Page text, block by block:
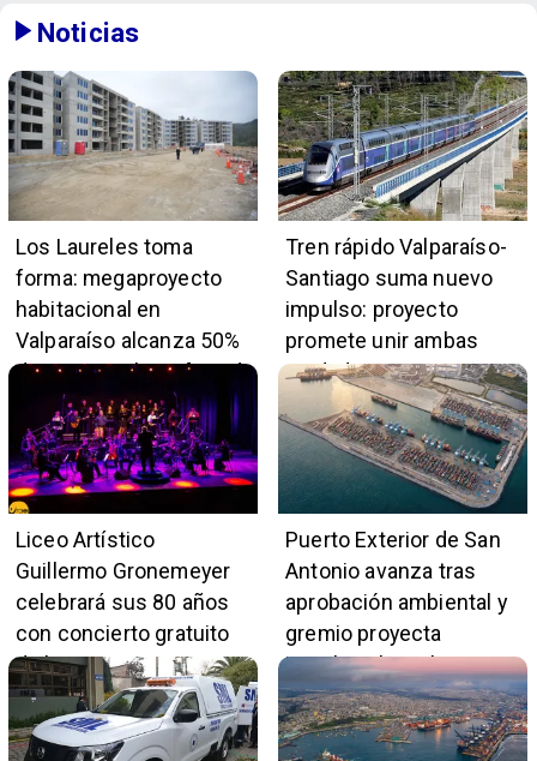
Noticias
Los Laureles toma
forma: megaproyecto
habitacional en
Valparaíso alcanza 50%
de avance y beneficiará
a 396 familias
Tren rápido Valparaíso-
Santiago suma nuevo
impulso: proyecto
promete unir ambas
ciudades en 45 minutos
Liceo Artístico
Guillermo Gronemeyer
celebrará sus 80 años
con concierto gratuito
de la Orquesta Marga
Marga
Puerto Exterior de San
Antonio avanza tras
aprobación ambiental y
gremio proyecta
impulso al empleo y
comercio local